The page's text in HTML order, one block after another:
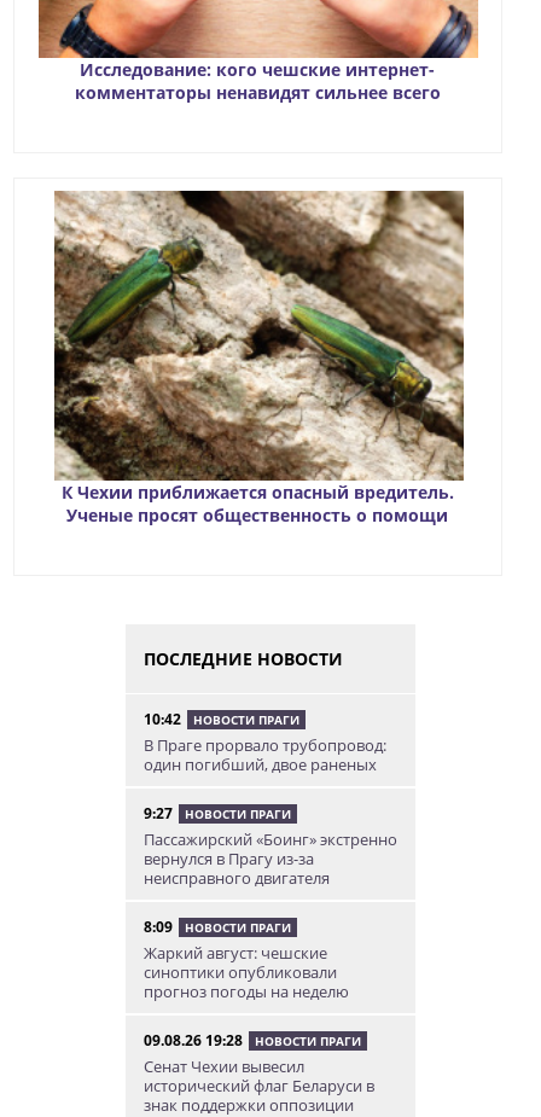
Исследование: кого чешские интернет-
комментаторы ненавидят сильнее всего
К Чехии приближается опасный вредитель.
Ученые просят общественность о помощи
ПОСЛЕДНИЕ НОВОСТИ
10:42 НОВОСТИ ПРАГИ
В Праге прорвало трубопровод:
один погибший, двое раненых
9:27 НОВОСТИ ПРАГИ
Пассажирский «Боинг» экстренно
вернулся в Прагу из-за
неисправного двигателя
8:09 НОВОСТИ ПРАГИ
Жаркий август: чешские
синоптики опубликовали
прогноз погоды на неделю
09.08.26 19:28 НОВОСТИ ПРАГИ
Сенат Чехии вывесил
исторический флаг Беларуси в
знак поддержки оппозиции